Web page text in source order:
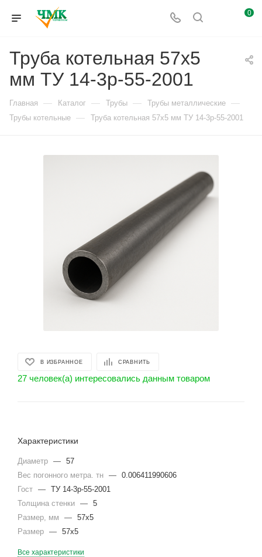
0
Труба котельная 57х5
мм ТУ 14-3р-55-2001
Главная — Каталог — Трубы — Трубы металлические —
Трубы котельные — Труба котельная 57х5 мм ТУ 14-3р-55-2001
В ИЗБРАННОЕ СРАВНИТЬ
27 человек(а) интересовались данным товаром
Характеристики
Диаметр — 57
Вес погонного метра. тн — 0.006411990606
Гост — ТУ 14-3р-55-2001
Толщина стенки — 5
Размер, мм
— 57х5
Размер — 57х5
Все характеристики